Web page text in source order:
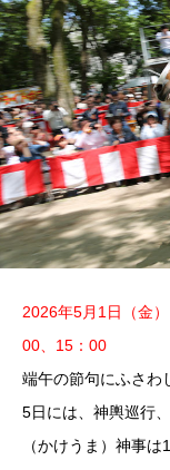
2026年5月1日（金
00、15：00
端午の節句にふさわ
5日には、神輿巡行
（かけうま）神事